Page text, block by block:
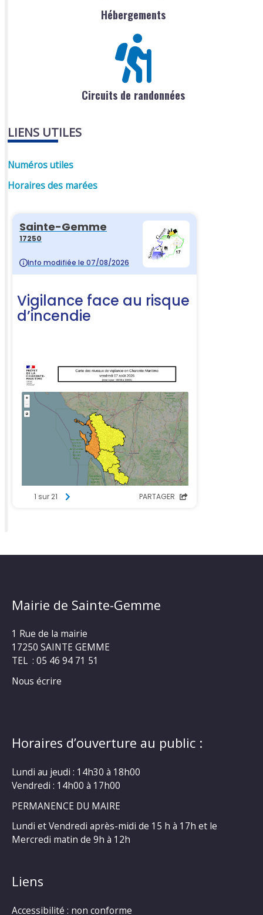
Hébergements
Circuits de randonnées
LIENS UTILES
Numéros utiles
Horaires des marées
Mairie de Sainte-Gemme
1 Rue de la mairie
17250 SAINTE GEMME
TEL : 05 46 94 71 51
Nous écrire
Horaires d’ouverture au public :
Lundi au jeudi : 14h30 à 18h00
Vendredi : 14h00 à 17h00
PERMANENCE DU MAIRE
Lundi et Vendredi après-midi de 15 h à 17h et le
Mercredi matin de 9h à 12h
Liens
Accessibilité : non conforme